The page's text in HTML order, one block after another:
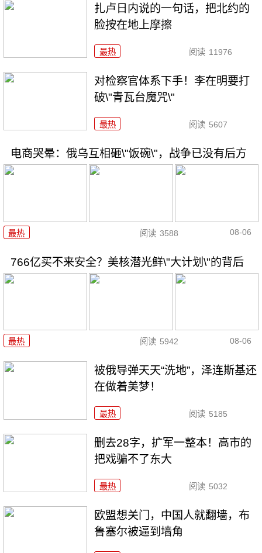
扎卢日内说的一句话，把北约的
脸按在地上摩擦
最热 阅读 11976
对检察官体系下手！李在明要打
破\"青瓦台魔咒\"
最热 阅读 5607
电商哭晕：俄乌互相砸\"饭碗\"，战争已没有后方
最热 阅读 3588 08-06
766亿买不来安全？美核潜光鲜\"大计划\"的背后
最热 阅读 5942 08-06
被俄导弹天天“洗地”，泽连斯基还
在做着美梦！
最热 阅读 5185
删去28字，扩军一整本！高市的
把戏骗不了东大
最热 阅读 5032
欧盟想关门，中国人就翻墙，布
鲁塞尔被逼到墙角